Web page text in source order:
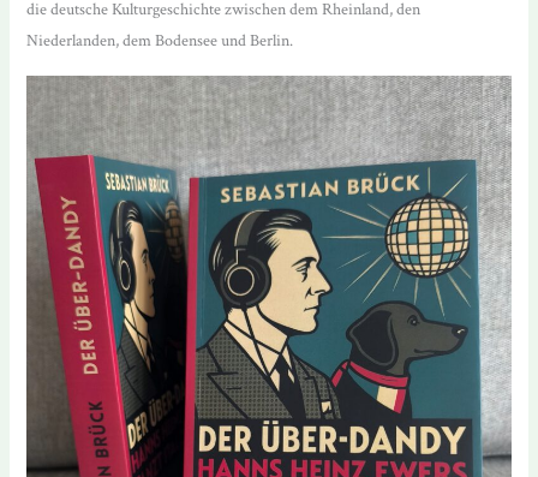
die deutsche Kulturgeschichte zwischen dem Rheinland, den
Niederlanden, dem Bodensee und Berlin.